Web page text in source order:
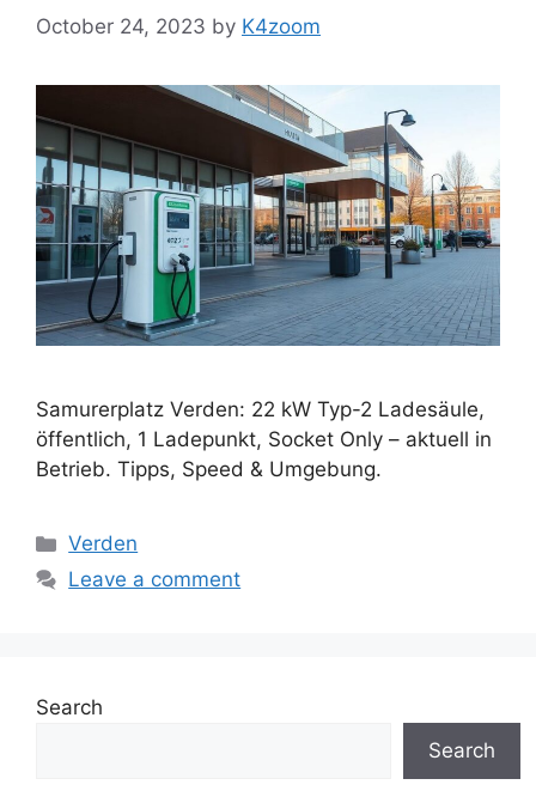
October 24, 2023 by K4zoom
Samurerplatz Verden: 22 kW Typ-2 Ladesäule,
öffentlich, 1 Ladepunkt, Socket Only – aktuell in
Betrieb. Tipps, Speed & Umgebung.
Categories
Verden
Leave a comment
Search
Search